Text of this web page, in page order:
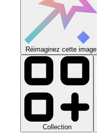
Réimaginez cette image
Collection